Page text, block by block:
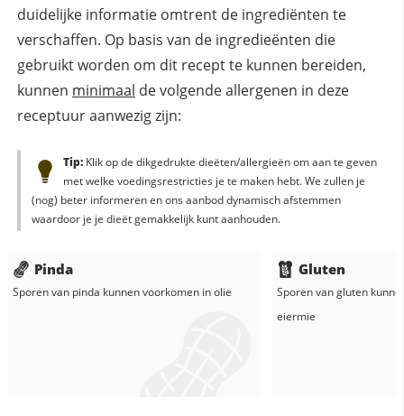
duidelijke informatie omtrent de ingrediënten te
verschaffen. Op basis van de ingredieënten die
gebruikt worden om dit recept te kunnen bereiden,
kunnen minimaal de volgende allergenen in deze
receptuur aanwezig zijn:
Tip:Klik op de dikgedrukte dieëten/allergieën om aan te geven
met welke voedingsrestricties je te maken hebt. We zullen je
(nog) beter informeren en ons aanbod dynamisch afstemmen
waardoor je je dieët gemakkelijk kunt aanhouden.
Pinda
Sporen van pinda kunnen voorkomen inolie
Gluten
Sporen van gluten
eiermie